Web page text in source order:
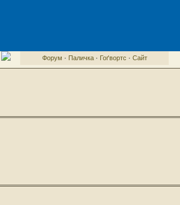
Форум · Паличка· Гоґвортс · Сайт